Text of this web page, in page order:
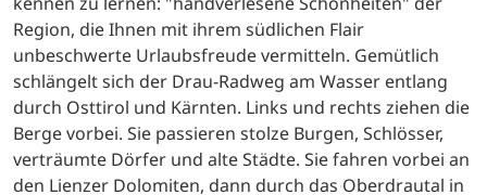
Region, die Ihnen mit ihrem südlichen Flair
unbeschwerte Urlaubsfreude vermitteln. Gemütlich
schlängelt sich der Drau-Radweg am Wasser entlang
durch Osttirol und Kärnten. Links und rechts ziehen die
Berge vorbei. Sie passieren stolze Burgen, Schlösser,
verträumte Dörfer und alte Städte. Sie fahren vorbei an
den Lienzer Dolomiten, dann durch das Oberdrautal in